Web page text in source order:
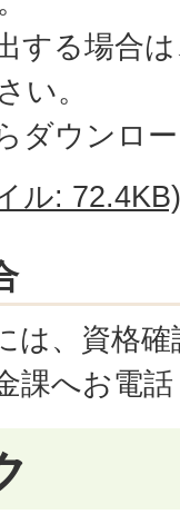
する場合
い。
ダウンロ
ル: 72.4KB)
は、資格
課へお電